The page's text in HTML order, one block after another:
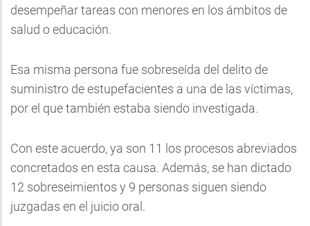
desempeñar tareas con menores en los ámbitos de
salud o educación.
Esa misma persona fue sobreseída del delito de
suministro de estupefacientes a una de las víctimas,
por el que también estaba siendo investigada.
Con este acuerdo, ya son 11 los procesos abreviados
concretados en esta causa. Además, se han dictado
12 sobreseimientos y 9 personas siguen siendo
juzgadas en el juicio oral.